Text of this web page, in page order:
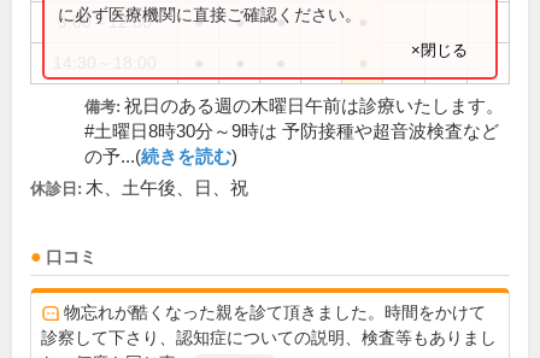
9:00～12:30 ● ● ●
に必ず医療機関に直接ご確認ください。
×閉じる
備考: 祝日のある週の木曜日午前は診療いたします。
#土曜日8時30分～9時は 予防接種や超音波検査など
の予...(続きを読む)
休診日: 木、土午後、日、祝
口コミ
物忘れが酷くなった親を診て頂きました。時間をかけて
診察して下さり、認知症についての説明、検査等もありまし